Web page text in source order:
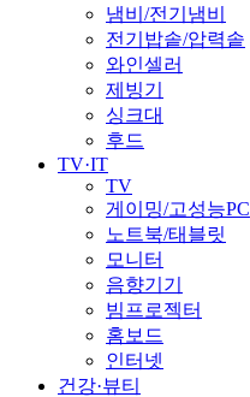
냄비/전기냄비
전기밥솥/압력솥
와인셀러
제빙기
싱크대
후드
TV·IT
TV
게이밍/고성능PC
노트북/태블릿
모니터
음향기기
빔프로젝터
홈보드
인터넷
건강·뷰티